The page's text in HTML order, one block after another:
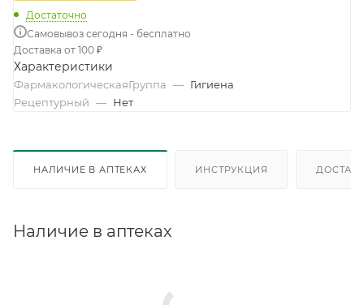
Достаточно
Самовывоз сегодня - бесплатно
Доставка от 100 ₽
Характеристики
ФармакологическаяГруппа — Гигиена
Рецептурный — Нет
НАЛИЧИЕ В АПТЕКАХ ИНСТРУКЦИЯ
Наличие в аптеках